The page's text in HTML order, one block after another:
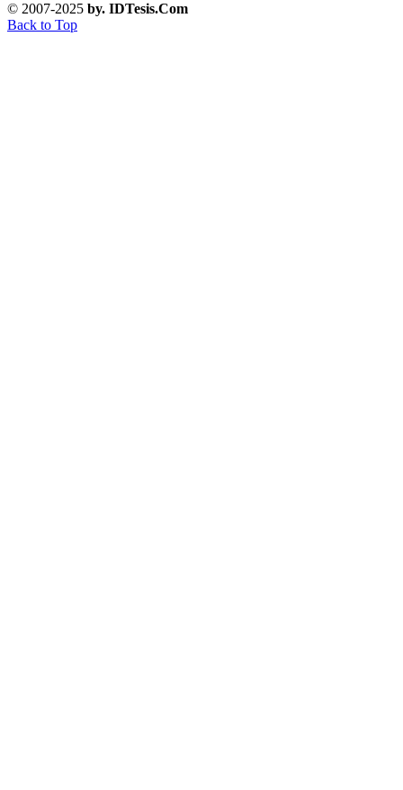
© 2007-2025 by. IDTesis.Com
Back to Top